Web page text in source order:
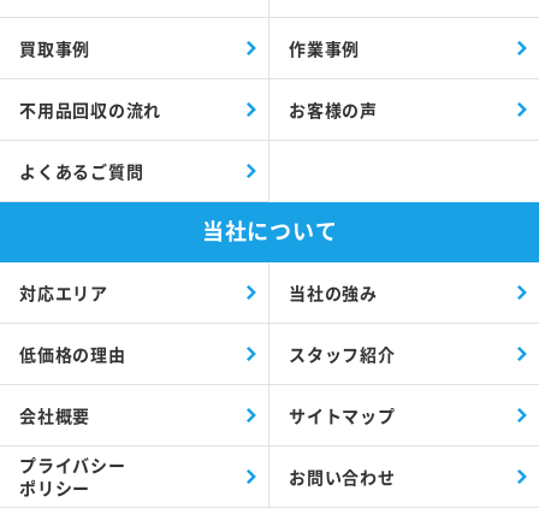
買取事例 作業事例
不用品回収の流れ お客様の声
よくあるご質問
当社について
対応エリア 当社の強み
低価格の理由 スタッフ紹介
会社概要 サイトマップ
プライバシー
ポリシー
お問い合わせ